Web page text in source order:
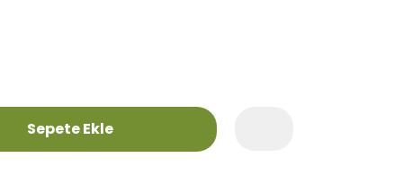
Sepete Ekle